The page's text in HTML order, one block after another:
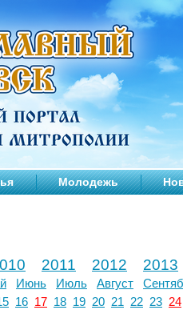
Молодежь
2011 2012 2013
Июнь Июль Август
16 17 18 19 20 21 22 23 24